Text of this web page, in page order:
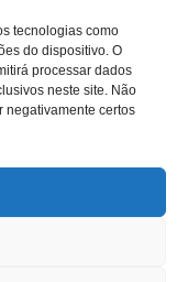
tecnologias como
do dispositivo. O
processar dados
neste site. Não
negativamente certos